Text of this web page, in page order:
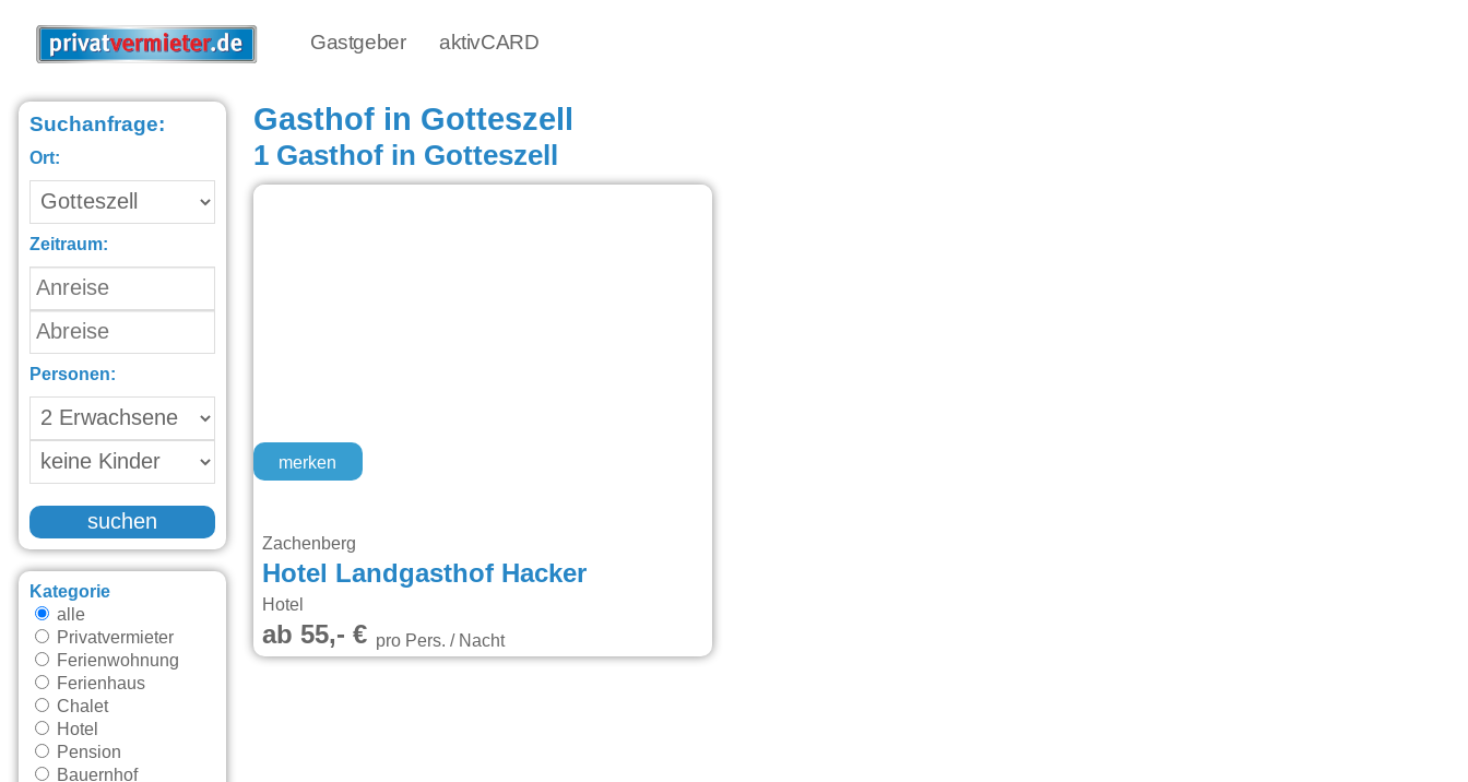
Gastgeber aktivCARD
Suchanfrage:
Ort:
Zeitraum:
Personen:
suchen
Kategorie
alle
Privatvermieter
Ferienwohnung
Ferienhaus
Chalet
Hotel
Pension
Bauernhof
Gasthof in Gotteszell
1 Gasthof in Gotteszell
merken
Zachenberg
Hotel Landgasthof Hacker
Hotel
ab 55,- € pro Pers. / Nacht